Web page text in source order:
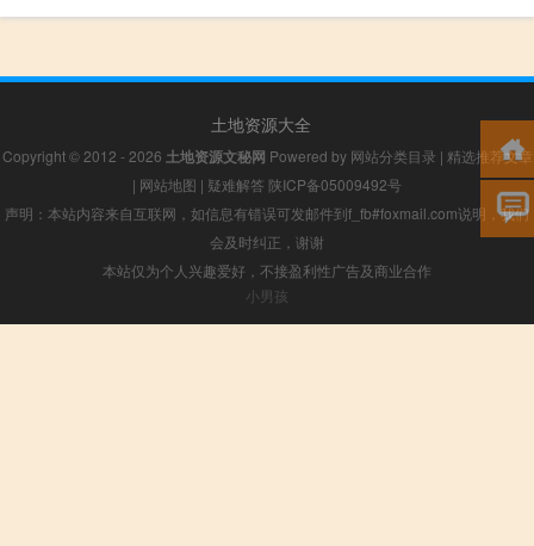
土地资源大全
Copyright © 2012 - 2026 土地资源文秘网 Powered by 网站分类目录 | 精选推荐文章
| 网站地图 | 疑难解答 陕ICP备05009492号
声明：本站内容来自互联网，如信息有错误可发邮件到f_fb#foxmail.com说明，我们
会及时纠正，谢谢
本站仅为个人兴趣爱好，不接盈利性广告及商业合作
小男孩